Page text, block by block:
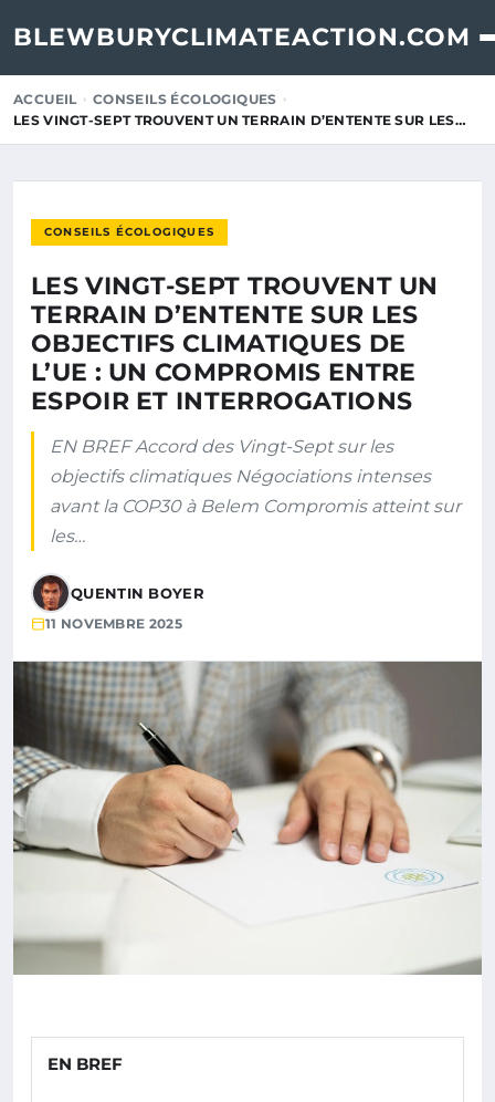
BLEWBURYCLIMATEACTION.COM
ACCUEIL
CONSEILS ÉCOLOGIQUES
LES VINGT-SEPT TROUVENT UN TERRAIN D’ENTENTE SUR LES…
CONSEILS ÉCOLOGIQUES
LES VINGT-SEPT TROUVENT UN
TERRAIN D’ENTENTE SUR LES
OBJECTIFS CLIMATIQUES DE
L’UE : UN COMPROMIS ENTRE
ESPOIR ET INTERROGATIONS
EN BREF Accord des Vingt-Sept sur les
objectifs climatiques Négociations intenses
avant la COP30 à Belem Compromis atteint sur
les…
QUENTIN BOYER
11 NOVEMBRE 2025
EN BREF